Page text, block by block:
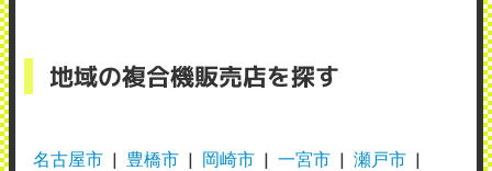
地域の複合機販売店を探す
名古屋市 豊橋市 岡崎市 一宮市 瀬戸市